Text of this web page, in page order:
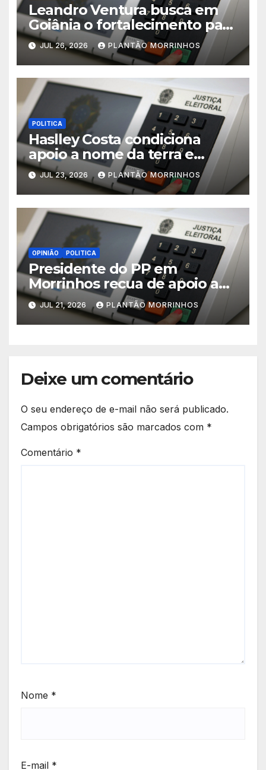
Leandro Ventura busca em
Goiânia o fortalecimento para
sua pré-candidatura
JUL 26, 2026 PLANTÃO MORRINHOS
POLITICA
Haslley Costa condiciona
apoio a nome da terra e
defende candidatura única
em Morrinhos
JUL 23, 2026 PLANTÃO MORRINHOS
OPINIÃO POLITICA
Presidente do PP em
Morrinhos recua de apoio a
Magal e declara aliança com
Terezinha Amaral
JUL 21, 2026 PLANTÃO MORRINHOS
Deixe um comentário
O seu endereço de e-mail não será publicado.
Campos obrigatórios são marcados com *
Comentário *
Nome *
E-mail *